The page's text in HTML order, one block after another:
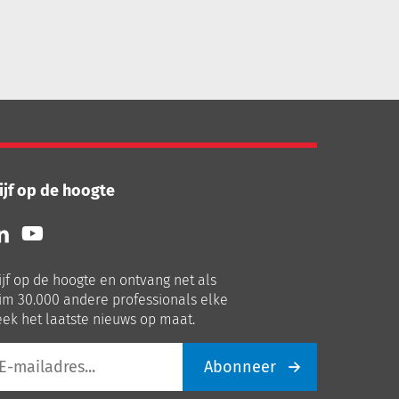
op de hoogte
Volg
ons
Youtube
op de hoogte en ontvang net als
30.000 andere professionals elke
het laatste nieuws op maat.
Abonneer